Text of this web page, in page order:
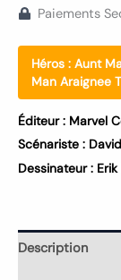
Paiements
Héros : Aunt
Man Araignee
Éditeur : Marvel
Scénariste :
Dessinateur :
Description